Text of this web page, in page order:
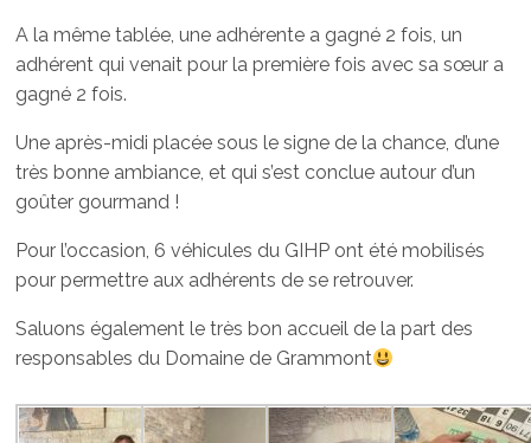
A la même tablée, une adhérente a gagné 2 fois, un
adhérent qui venait pour la première fois avec sa sœur a
gagné 2 fois.
Une après-midi placée sous le signe de la chance, d’une
très bonne ambiance, et qui s’est conclue autour d’un
goûter gourmand !
Pour l’occasion, 6 véhicules du GIHP ont été mobilisés
pour permettre aux adhérents de se retrouver.
Saluons également le très bon accueil de la part des
responsables du Domaine de Grammont